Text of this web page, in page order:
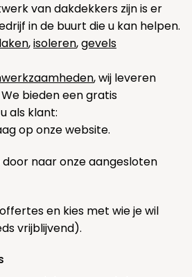
van dakdekkers zijn is er
in de buurt die u kan helpen.
,isoleren,gevels
, wij leveren
bieden een gratis
als klant:
op onze website.
naar onze aangesloten
en kies met wie je wil
vrijblijvend).